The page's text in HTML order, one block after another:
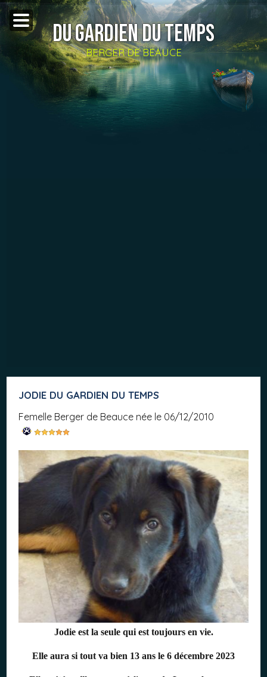
DU GARDIEN DU TEMPS
BERGER DE BEAUCE
JODIE DU GARDIEN DU TEMPS
femelle Berger de Beauce née le 06/12/2010
Jodie est la seule qui est toujours en vie.
Elle aura si tout va bien 13 ans le 6 décembre 2023